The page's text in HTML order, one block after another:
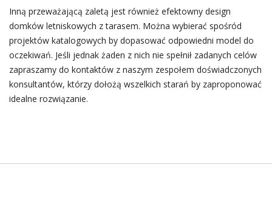
Inną przeważającą zaletą jest również efektowny design
domków letniskowych z tarasem. Można wybierać spośród
projektów katalogowych by dopasować odpowiedni model do
oczekiwań. Jeśli jednak żaden z nich nie spełnił zadanych celów
zapraszamy do kontaktów z naszym zespołem doświadczonych
konsultantów, którzy dołożą wszelkich starań by zaproponować
idealne rozwiązanie.